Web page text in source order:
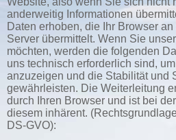
anderweitig Informationen
Daten erhoben, die Ihr Browser
Server übermittelt. Wenn Sie
möchten, werden die folgenden
uns technisch erforderlich sind,
anzuzeigen und die Stabilität und
gewährleisten. Die Weiterleitung
durch Ihren Browser und ist bei
diesem inhärent.
DS-GVO):